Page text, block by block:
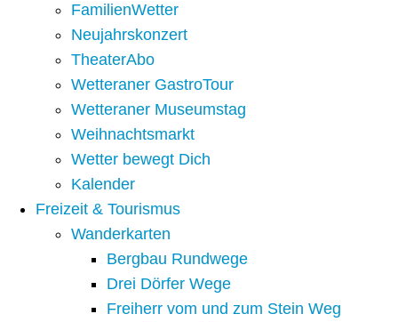
FamilienWetter
Neujahrskonzert
TheaterAbo
Wetteraner GastroTour
Wetteraner Museumstag
Weihnachtsmarkt
Wetter bewegt Dich
Kalender
Freizeit & Tourismus
Wanderkarten
Bergbau Rundwege
Drei Dörfer Wege
Freiherr vom und zum Stein Weg